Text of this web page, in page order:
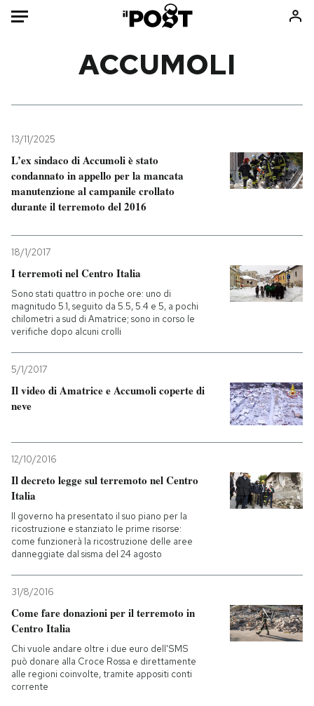
Mondo
Politica
Tecnologia
Internet
Cultura
Economia
Sport
Consumismi
Storie/Idee
Europa
Mondiali calcio 2026
NEWSLETTER
SHOP
CALENDARIO
AREA PERSONALE
ACCUMOLI
13/11/2025
L’ex sindaco di Accumoli è stato
condannato in appello per la mancata
manutenzione al campanile crollato
durante il terremoto del 2016
18/1/2017
I terremoti nel Centro Italia
Sono stati quattro in poche ore: uno di
magnitudo 5.1, seguito da 5.5, 5.4 e 5, a pochi
chilometri a sud di Amatrice; sono in corso le
verifiche dopo alcuni crolli
5/1/2017
Il video di Amatrice e Accumoli coperte di
neve
12/10/2016
Il decreto legge sul terremoto nel Centro
Italia
Il governo ha presentato il suo piano per la
ricostruzione e stanziato le prime risorse:
come funzionerà la ricostruzione delle aree
danneggiate dal sisma del 24 agosto
31/8/2016
Come fare donazioni per il terremoto in
Centro Italia
Chi vuole andare oltre i due euro dell'SMS
può donare alla Croce Rossa e direttamente
alle regioni coinvolte, tramite appositi conti
corrente